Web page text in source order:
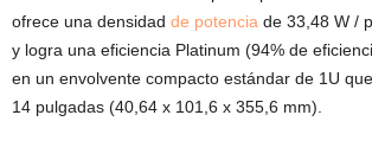
ofrece una densidad de potencia de 33,48 W /
y logra una eficiencia Platinum (94% de
en un envolvente compacto estándar de 1U
14 pulgadas (40,64 x 101,6 x 355,6 mm).